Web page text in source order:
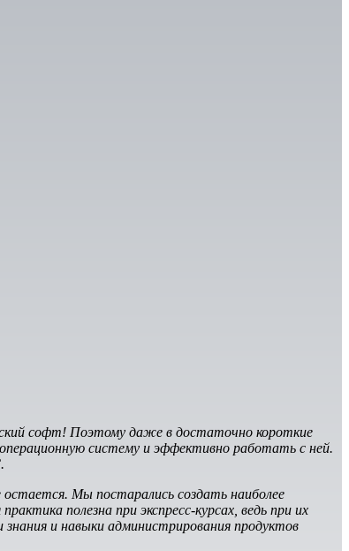
софт! Поэтому даже в достаточно короткие
систему и эффективно работать с ней.
Мы постарались создать наиболее
полезна при экспресс-курсах, ведь при их
и навыки администрирования продуктов